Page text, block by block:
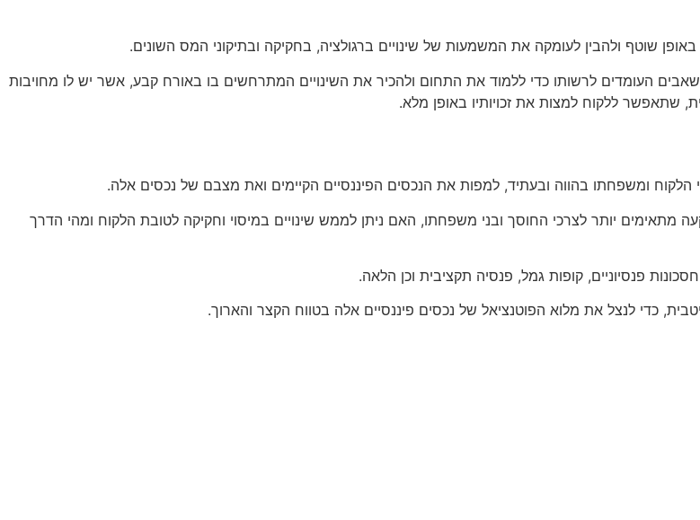
שוטף ולהבין לעומקה את המשמעות של שינויים ברגולציה, בחקיקה ובתיקוני המס השונים.
העומדים לרשותו כדי ללמוד את התחום ולהכיר את השינויים המתרחשים בו באורח קבע, אשר יש לו מחויבות
שתאפשר ללקוח למצות את זכויותיו באופן מלא.
הלקוח ומשפחתו בהווה ובעתיד, למפות את הנכסים הפיננסיים הקיימים ואת מצבם של נכסים אלה.
מתאימים יותר לצרכי החוסך ובני משפחתו, האם ניתן לממש שינויים במיסוי וחקיקה לטובת הלקוח ומהי הדרך
פנסיוניים, קופות גמל, פנסיה תקציבית וכן הלאה.
כדי לנצל את מלוא הפוטנציאל של נכסים פיננסיים אלה בטווח הקצר והארוך.